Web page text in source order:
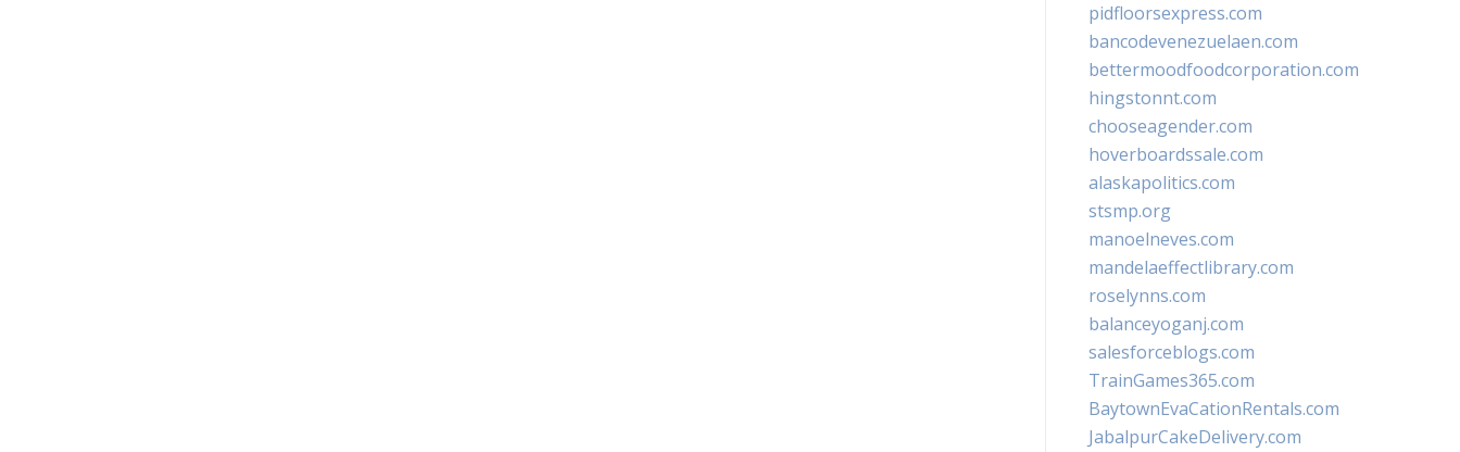
pidfloorsexpress.com
bancodevenezuelaen.com
bettermoodfoodcorporation.com
hingstonnt.com
chooseagender.com
hoverboardssale.com
alaskapolitics.com
stsmp.org
manoelneves.com
mandelaeffectlibrary.com
roselynns.com
balanceyoganj.com
salesforceblogs.com
TrainGames365.com
BaytownEvaCationRentals.com
JabalpurCakeDelivery.com